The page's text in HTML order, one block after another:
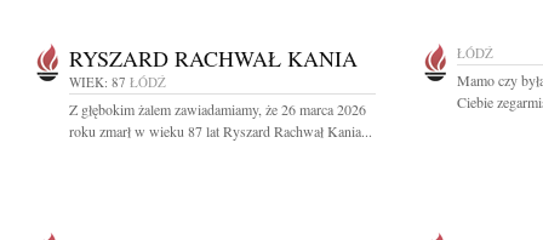
RYSZARD RACHWAŁ KANIA
WIEK: 87 ŁÓDŹ
Z głębokim żalem zawiadamiamy, że 26 marca 2026
roku zmarł w wieku 87 lat Ryszard Rachwał Kania...
ŁÓDŹ
Mamo czy
Ciebie